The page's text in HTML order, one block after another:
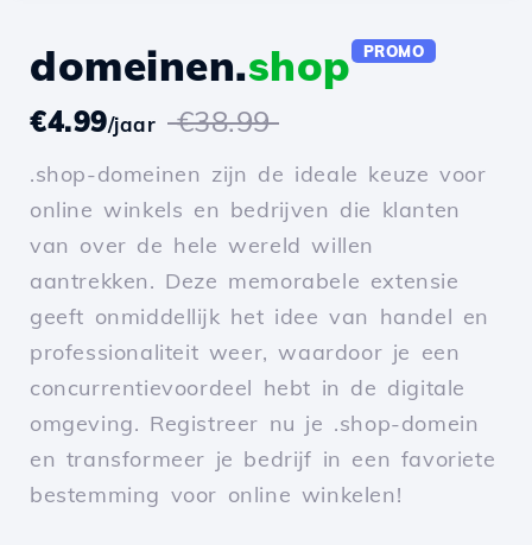
domeinen.shop PROMO
€4.99/jaar €38.99
.shop-domeinen zijn de ideale keuze voor
online winkels en bedrijven die klanten
van over de hele wereld willen
aantrekken. Deze memorabele extensie
geeft onmiddellijk het idee van handel en
professionaliteit weer, waardoor je een
concurrentievoordeel hebt in de digitale
omgeving. Registreer nu je .shop-domein
en transformeer je bedrijf in een favoriete
bestemming voor online winkelen!